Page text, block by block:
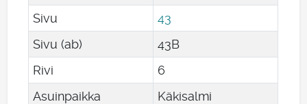
Sivu
43
Sivu (ab)
43B
Rivi
6
Asuinpaikka
Käkisalmi